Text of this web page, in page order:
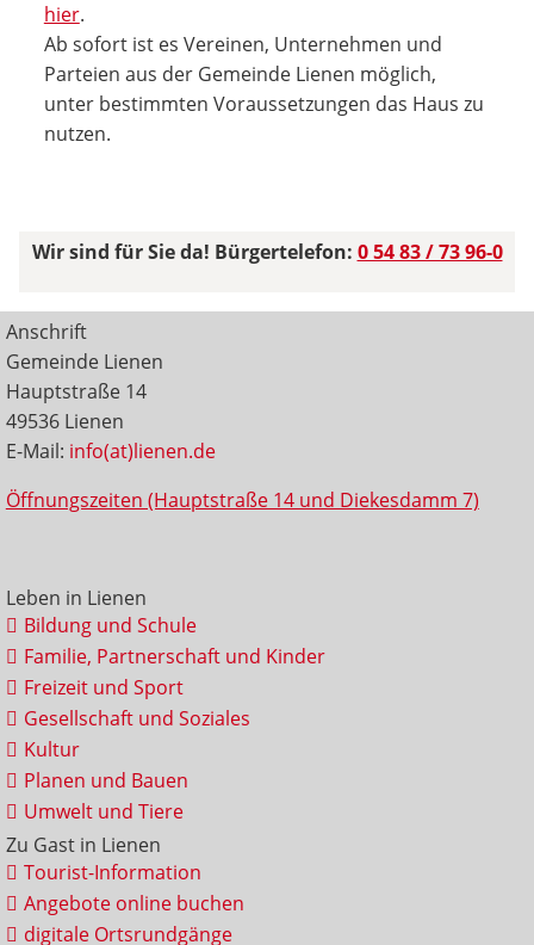
hier.
Ab sofort ist es Vereinen, Unternehmen und
Parteien aus der Gemeinde Lienen möglich,
unter bestimmten Voraussetzungen das Haus zu
nutzen.
Wir sind für Sie da! Bürgertelefon: 0 54 83 / 73 96-0
Anschrift
Gemeinde Lienen
Hauptstraße 14
49536 Lienen
E-Mail: info(at)lienen.de
Öffnungszeiten (Hauptstraße 14 und Diekesdamm 7)
Leben in Lienen
Bildung und Schule
Familie, Partnerschaft und Kinder
Freizeit und Sport
Gesellschaft und Soziales
Kultur
Planen und Bauen
Umwelt und Tiere
Zu Gast in Lienen
Tourist-Information
Angebote online buchen
digitale Ortsrundgänge